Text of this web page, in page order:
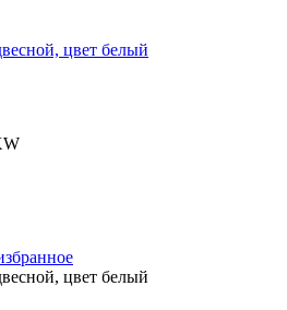
цвет белый
цвет белый